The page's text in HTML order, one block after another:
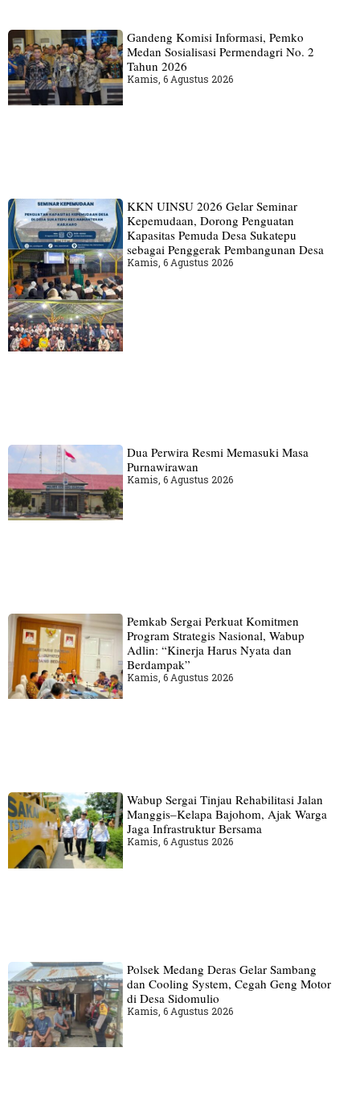
Gandeng Komisi Informasi, Pemko
Medan Sosialisasi Permendagri No. 2
Tahun 2026
Kamis, 6 Agustus 2026
KKN UINSU 2026 Gelar Seminar
Kepemudaan, Dorong Penguatan
Kapasitas Pemuda Desa Sukatepu
sebagai Penggerak Pembangunan Desa
Kamis, 6 Agustus 2026
Dua Perwira Resmi Memasuki Masa
Purnawirawan
Kamis, 6 Agustus 2026
Pemkab Sergai Perkuat Komitmen
Program Strategis Nasional, Wabup
Adlin: “Kinerja Harus Nyata dan
Berdampak”
Kamis, 6 Agustus 2026
Wabup Sergai Tinjau Rehabilitasi Jalan
Manggis–Kelapa Bajohom, Ajak Warga
Jaga Infrastruktur Bersama
Kamis, 6 Agustus 2026
Polsek Medang Deras Gelar Sambang
dan Cooling System, Cegah Geng Motor
di Desa Sidomulio
Kamis, 6 Agustus 2026